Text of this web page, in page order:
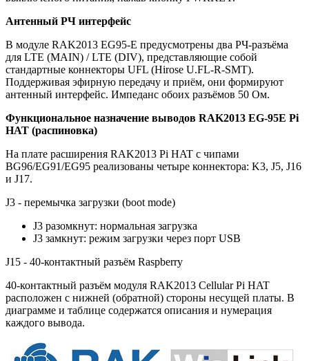
Антенный РЧ интерфейс
В модуле RAK2013 EG95-E предусмотрены два РЧ-разъёма
для LTE (MAIN) / LTE (DIV), представляющие собой
стандартные коннекторы UFL (Hirose U.FL-R-SMT).
Поддерживая эфирную передачу и приём, они формируют
антенный интерфейс. Импеданс обоих разъёмов 50 Ом.
Функциональное назначение выводов RAK2013 EG-95E Pi
HAT (распиновка)
На плате расширения RAK2013 Pi HAT с чипами
BG96/EG91/EG95 реализованы четыре коннектора: K3, J5, J16
и J17.
J3 - перемычка загрузки (boot mode)
J3 разомкнут: нормальная загрузка
J3 замкнут: режим загрузки через порт USB
J15 - 40-контактный разъём Raspberry
40-контактный разъём модуля RAK2013 Cellular Pi HAT
расположен с нижней (обратной) стороны несущей платы. В
диаграмме и таблице содержатся описания и нумерация
каждого вывода.